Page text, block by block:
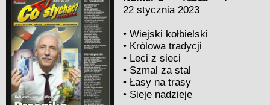
22 stycznia 2023
•Wiejski kołbielski
• Królowa tradycji
• Leci z sieci
• Szmal za stal
•Łasy na trasy
• Sieje nadzieje